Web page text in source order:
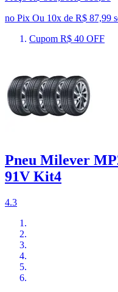
no Pix Ou 10x de R$ 87,99
Cupom R$ 40 OFF
Pneu Milever
91V Kit4
4.3